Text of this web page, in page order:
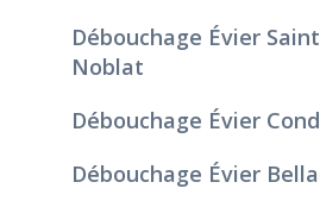
Débouchage Évier
Noblat
Débouchage Évier
Débouchage Évier